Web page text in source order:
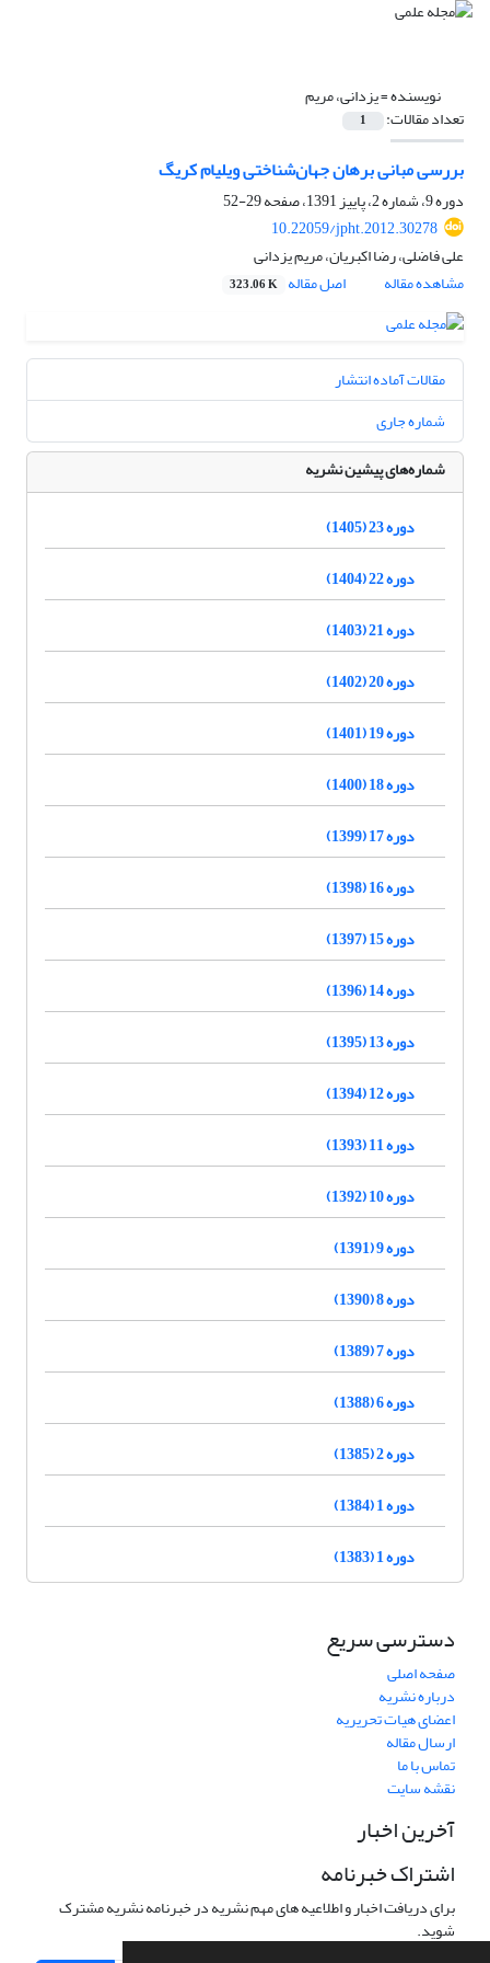
نویسنده =یزدانی، مریم
تعداد مقالات: 1
بررسی مبانی برهان جهان‌شناختی ویلیام کریگ
دوره 9، شماره 2، پاییز 1391، صفحه
29-52
10.22059/jpht.2012.30278
علی فاضلی، رضا اکبریان، مریم یزدانی
مشاهده مقاله
اصل مقاله 323.06 K
مقالات آماده انتشار
شماره جاری
شماره‌های پیشین نشریه
دوره 23 (1405)
دوره 22 (1404)
دوره 21 (1403)
دوره 20 (1402)
دوره 19 (1401)
دوره 18 (1400)
دوره 17 (1399)
دوره 16 (1398)
دوره 15 (1397)
دوره 14 (1396)
دوره 13 (1395)
دوره 12 (1394)
دوره 11 (1393)
دوره 10 (1392)
دوره 9 (1391)
دوره 8 (1390)
دوره 7 (1389)
دوره 6 (1388)
دوره 2 (1385)
دوره 1 (1384)
دوره 1 (1383)
دسترسی سریع
صفحه اصلی
درباره نشریه
اعضای هیات تحریریه
ارسال مقاله
تماس با ما
نقشه سایت
آخرین اخبار
اشتراک خبرنامه
برای دریافت اخبار و اطلاعیه های مهم نشریه در خبرنامه نشریه مشترک
شوید.